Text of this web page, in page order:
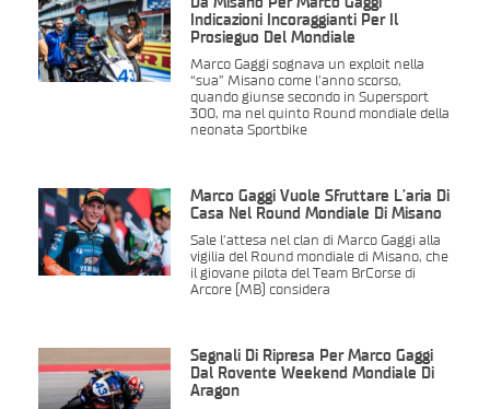
Da Misano Per Marco Gaggi
Indicazioni Incoraggianti Per Il
Prosieguo Del Mondiale
Marco Gaggi sognava un exploit nella
“sua” Misano come l’anno scorso,
quando giunse secondo in Supersport
300, ma nel quinto Round mondiale della
neonata Sportbike
Marco Gaggi Vuole Sfruttare L’aria Di
Casa Nel Round Mondiale Di Misano
Sale l’attesa nel clan di Marco Gaggi alla
vigilia del Round mondiale di Misano, che
il giovane pilota del Team BrCorse di
Arcore (MB) considera
Segnali Di Ripresa Per Marco Gaggi
Dal Rovente Weekend Mondiale Di
Aragon